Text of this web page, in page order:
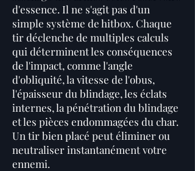
d'essence. Il ne s'agit pas d'un
simple système de hitbox. Chaque
tir déclenche de multiples calculs
qui déterminent les conséquences
de l'impact, comme l'angle
d'obliquité, la vitesse de l'obus,
l'épaisseur du blindage, les éclats
internes, la pénétration du blindage
et les pièces endommagées du char.
Un tir bien placé peut éliminer ou
neutraliser instantanément votre
ennemi.